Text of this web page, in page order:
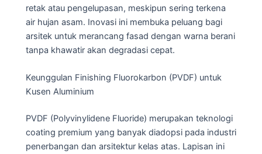
retak atau pengelupasan, meskipun sering terkena
air hujan asam. Inovasi ini membuka peluang bagi
arsitek untuk merancang fasad dengan warna berani
tanpa khawatir akan degradasi cepat.
Keunggulan Finishing Fluorokarbon (PVDF) untuk
Kusen Aluminium
PVDF (Polyvinylidene Fluoride) merupakan teknologi
coating premium yang banyak diadopsi pada industri
penerbangan dan arsitektur kelas atas. Lapisan ini